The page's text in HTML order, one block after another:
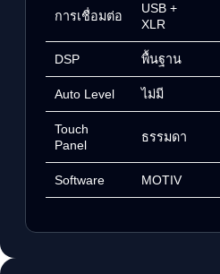
การเชื่อมต่อ
USB +
XLR
DSP พื้นฐาน
Auto Level ไม่มี
Touch
Panel
ธรรมดา
Software MOTIV